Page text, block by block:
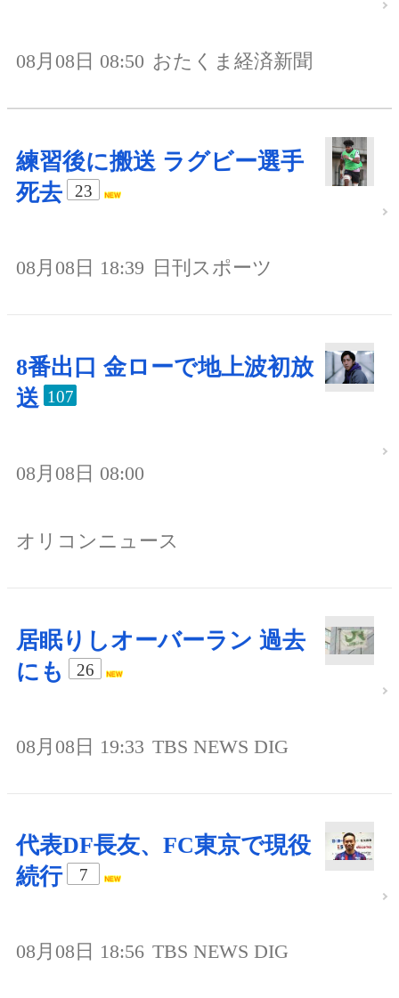
08月08日 08:50 おたくま経済新聞
練習後に搬送 ラグビー選手
死去
23
08月08日 18:39 日刊スポーツ
8番出口 金ローで地上波初放
送 107
08月08日 08:00
オリコンニュース
居眠りしオーバーラン 過去
にも
26
08月08日 19:33 TBS NEWS DIG
代表DF長友、FC東京で現役
続行
7
08月08日 18:56 TBS NEWS DIG